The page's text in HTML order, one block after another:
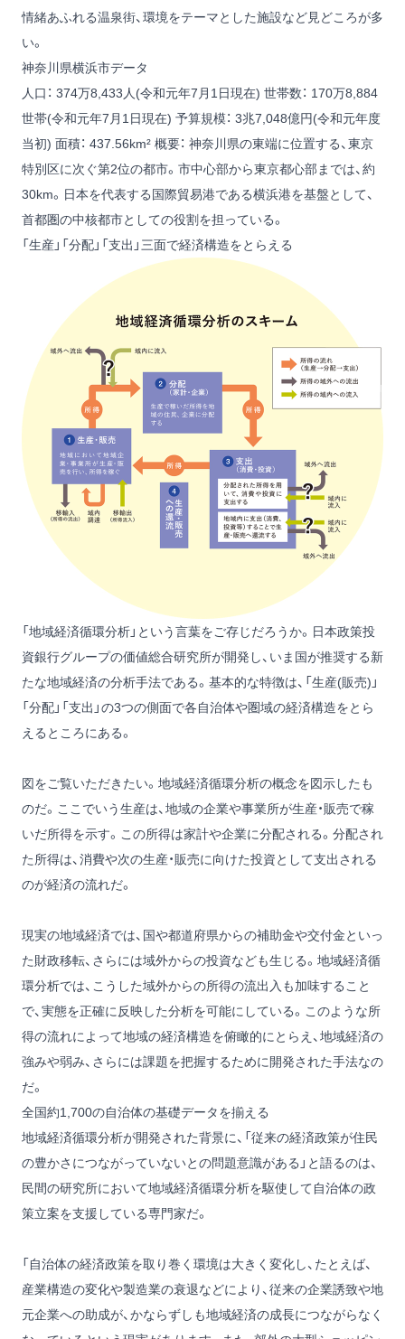
情緒あふれる温泉街、環境をテーマとした施設など見どころが多
い。
神奈川県横浜市データ
人口： 374万8,433人(令和元年7月1日現在) 世帯数： 170万8,884
世帯(令和元年7月1日現在) 予算規模： 3兆7,048億円(令和元年度
当初) 面積： 437.56km² 概要： 神奈川県の東端に位置する、東京
特別区に次ぐ第2位の都市。市中心部から東京都心部までは、約
30km。日本を代表する国際貿易港である横浜港を基盤として、
首都圏の中核都市としての役割を担っている。
「生産」「分配」「支出」三面で経済構造をとらえる
「地域経済循環分析」という言葉をご存じだろうか。日本政策投
資銀行グループの価値総合研究所が開発し、いま国が推奨する新
たな地域経済の分析手法である。基本的な特徴は、「生産(販売)」
「分配」「支出」の3つの側面で各自治体や圏域の経済構造をとら
えるところにある。
図をご覧いただきたい。地域経済循環分析の概念を図示したも
のだ。ここでいう生産は、地域の企業や事業所が生産・販売で稼
いだ所得を示す。この所得は家計や企業に分配される。分配され
た所得は、消費や次の生産・販売に向けた投資として支出される
のが経済の流れだ。
現実の地域経済では、国や都道府県からの補助金や交付金といっ
た財政移転、さらには域外からの投資なども生じる。地域経済循
環分析では、こうした域外からの所得の流出入も加味すること
で、実態を正確に反映した分析を可能にしている。このような所
得の流れによって地域の経済構造を俯瞰的にとらえ、地域経済の
強みや弱み、さらには課題を把握するために開発された手法なの
だ。
全国約1,700の自治体の基礎データを揃える
地域経済循環分析が開発された背景に、「従来の経済政策が住民
の豊かさにつながっていないとの問題意識がある」と語るのは、
民間の研究所において地域経済循環分析を駆使して自治体の政
策立案を支援している専門家だ。
「自治体の経済政策を取り巻く環境は大きく変化し、たとえば、
産業構造の変化や製造業の衰退などにより、従来の企業誘致や地
元企業への助成が、かならずしも地域経済の成長につながらなく